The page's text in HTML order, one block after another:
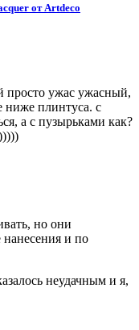
от Artdeco
просто ужас ужасный,
ниже плинтуса. с
а с пузырьками как?
но они
нанесения и по
неудачным и я,